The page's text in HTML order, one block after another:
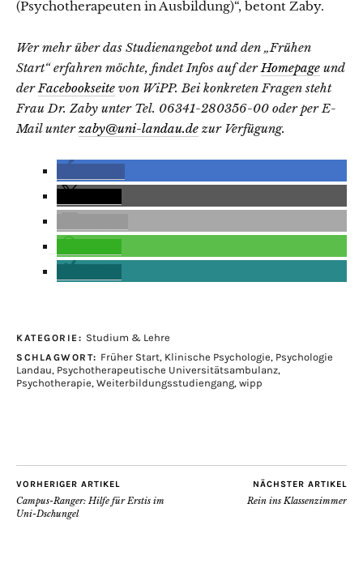
(Psychotherapeuten in Ausbildung)“, betont Zaby.
Wer mehr über das Studienangebot und den „Frühen
Start“ erfahren möchte, findet Infos auf derHomepage und
derFacebookseite von WiPP. Bei konkreten Fragen steht
Frau Dr. Zaby unter Tel. 06341-280356-00 oder per E-
Mail unterzaby@uni-landau.de zur Verfügung.
KATEGORIE: Studium & Lehre
SCHLAGWORT: Früher Start, Klinische Psychologie, Psychologie
Landau, Psychotherapeutische Universitätsambulanz,
Psychotherapie, Weiterbildungsstudiengang, wipp
VORHERIGER ARTIKEL
Campus-Ranger: Hilfe für Erstis im
Uni-Dschungel
NÄCHSTER ARTIKEL
Rein ins Klassenzimmer